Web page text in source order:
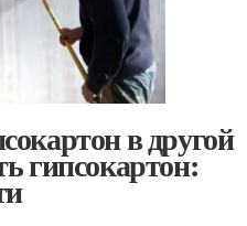
в другой
гипсокартон: